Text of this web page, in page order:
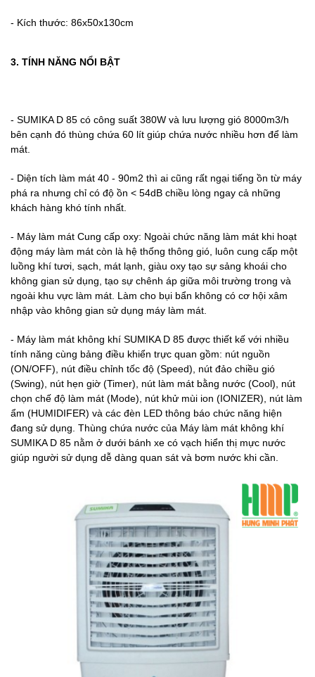
- Kích thước: 86x50x130cm
3. TÍNH NĂNG NỔI BẬT
- SUMIKA D 85 có công suất 380W và lưu lượng gió 8000m3/h
bên cạnh đó thùng chứa 60 lít giúp chứa nước nhiều hơn để làm
mát.
- Diện tích làm mát 40 - 90m2 thì ai cũng rất ngại tiếng ồn từ máy
phá ra nhưng chỉ có độ ồn < 54dB chiều lòng ngay cả những
khách hàng khó tính nhất.
- Máy làm mát Cung cấp oxy: Ngoài chức năng làm mát khi hoạt
động máy làm mát còn là hệ thống thông gió, luôn cung cấp một
luồng khí tươi, sạch, mát lạnh, giàu oxy tạo sự sảng khoái cho
không gian sử dụng, tạo sự chênh áp giữa môi trường trong và
ngoài khu vực làm mát. Làm cho bụi bẩn không có cơ hội xâm
nhập vào không gian sử dụng máy làm mát.
- Máy làm mát không khí SUMIKA D 85 được thiết kế với nhiều
tính năng cùng bảng điều khiển trực quan gồm: nút nguồn
(ON/OFF), nút điều chỉnh tốc độ (Speed), nút đảo chiều gió
(Swing), nút hẹn giờ (Timer), nút làm mát bằng nước (Cool), nút
chọn chế độ làm mát (Mode), nút khử mùi ion (IONIZER), nút làm
ẩm (HUMIDIFER) và các đèn LED thông báo chức năng hiện
đang sử dụng. Thùng chứa nước của Máy làm mát không khí
SUMIKA D 85 nằm ở dưới bánh xe có vạch hiển thị mực nước
giúp người sử dụng dễ dàng quan sát và bơm nước khi cần.